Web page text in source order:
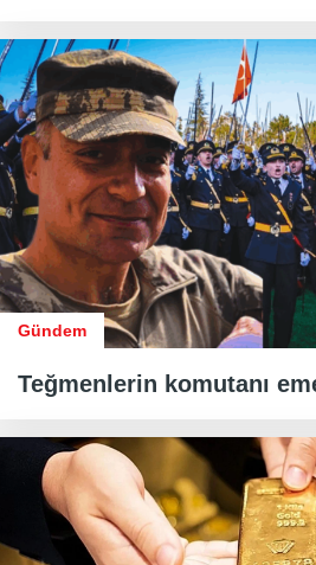
Gündem
Teğmenlerin komutanı